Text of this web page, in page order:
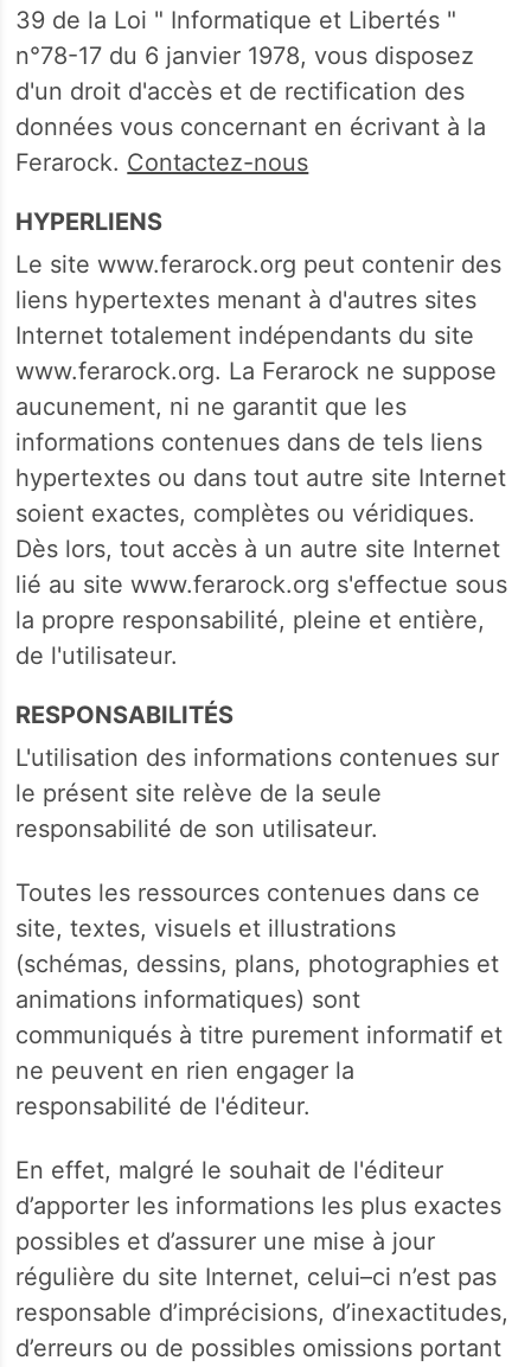
39 de la Loi " Informatique et Libertés "
n°78-17 du 6 janvier 1978, vous disposez
d'un droit d'accès et de rectification des
données vous concernant en écrivant à la
Ferarock. Contactez-nous
HYPERLIENS
Le site www.ferarock.org peut contenir des
liens hypertextes menant à d'autres sites
Internet totalement indépendants du site
www.ferarock.org. La Ferarock ne suppose
aucunement, ni ne garantit que les
informations contenues dans de tels liens
hypertextes ou dans tout autre site Internet
soient exactes, complètes ou véridiques.
Dès lors, tout accès à un autre site Internet
lié au site www.ferarock.org s'effectue sous
la propre responsabilité, pleine et entière,
de l'utilisateur.
RESPONSABILITÉS
L'utilisation des informations contenues sur
le présent site relève de la seule
responsabilité de son utilisateur.
Toutes les ressources contenues dans ce
site, textes, visuels et illustrations
(schémas, dessins, plans, photographies et
animations informatiques) sont
communiqués à titre purement informatif et
ne peuvent en rien engager la
responsabilité de l'éditeur.
En effet, malgré le souhait de l'éditeur
d’apporter les informations les plus exactes
possibles et d’assurer une mise à jour
régulière du site Internet, celui–ci n’est pas
responsable d’imprécisions, d’inexactitudes,
d’erreurs ou de possibles omissions portant